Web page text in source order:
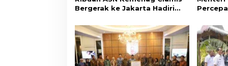
Bergerak ke Jakarta Hadiri
Aset